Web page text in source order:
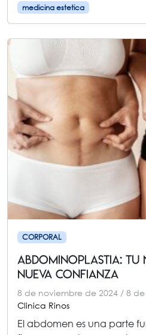
medicina estetica
CORPORAL
Abdominoplastia: Tu
Nueva Confianza
8 de noviembre de 2024 / 8
Clinica Rinos
El abdomen es una parte